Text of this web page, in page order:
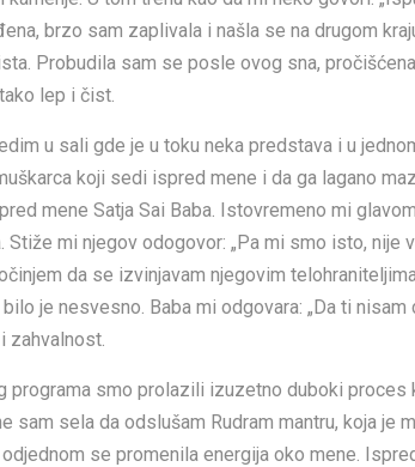
brzo sam zaplivala i našla se na drugom
Probudila sam se posle ovog sna,
lep i čist.
u sali gde je u toku neka predstava i u
koji sedi ispred mene i da ga lagano
mene Satja Sai Baba. Istovremeno mi
Stiže mi njegov odogovor: „Pa mi smo isto,
da se izvinjavam njegovim
je nesvesno. Baba mi odgovara: „Da ti
zahvalnost.
programa smo prolazili izuzetno duboki proces
sam sela da odslušam Rudram mantru, koja je
se promenila energija oko mene.